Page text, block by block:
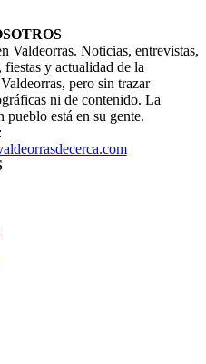
Valdeorras. Noticias, entrevistas,
fiestas y actualidad de la
pero sin trazar
ni de contenido. La
pueblo está en su gente.